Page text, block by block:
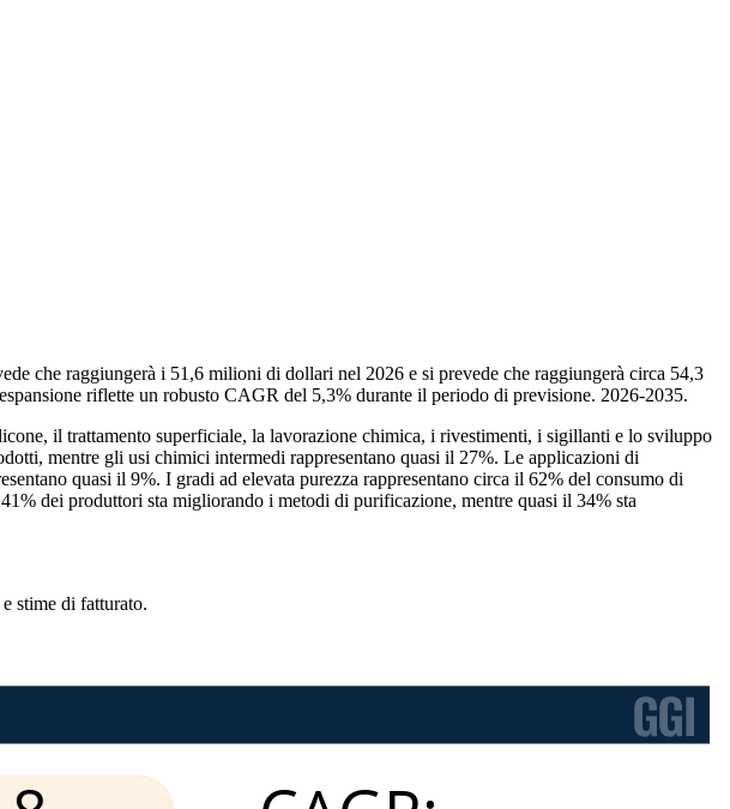
che raggiungerà i 51,6 milioni di dollari nel 2026 e si prevede che raggiungerà circa 54,3
riflette un robusto CAGR del 5,3% durante il periodo di previsione. 2026-2035.
il trattamento superficiale, la lavorazione chimica, i rivestimenti, i sigillanti e lo sviluppo
mentre gli usi chimici intermedi rappresentano quasi il 27%. Le applicazioni di
quasi il 9%. I gradi ad elevata purezza rappresentano circa il 62% del consumo di
dei produttori sta migliorando i metodi di purificazione, mentre quasi il 34% sta
stime di fatturato.